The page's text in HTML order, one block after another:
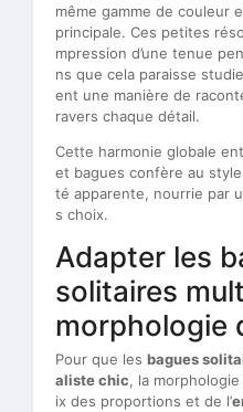
même gamme de couleur
principale. Ces petites
mpression d’une tenue
ns que cela paraisse
ent une manière de
ravers chaque détail.
Cette harmonie globale
et bagues confère au
té apparente, nourrie par
s choix.
Adapter les
solitaires
morphologie
Pour que les bagues
aliste chic, la
ix des proportions et de l’